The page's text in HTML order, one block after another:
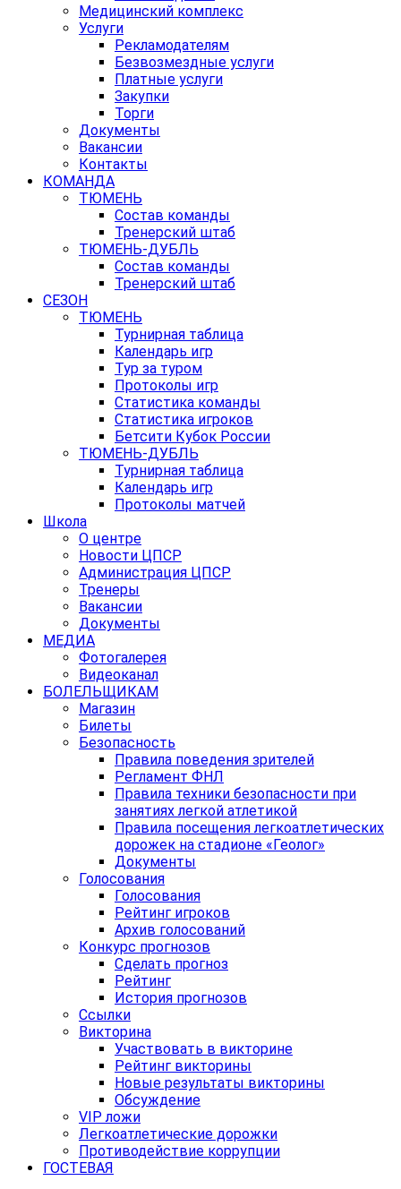
Медицинский комплекс
Услуги
Рекламодателям
Безвозмездные услуги
Платные услуги
Закупки
Торги
Документы
Вакансии
Контакты
КОМАНДА
ТЮМЕНЬ
Состав команды
Тренерский штаб
ТЮМЕНЬ-ДУБЛЬ
Состав команды
Тренерский штаб
СЕЗОН
ТЮМЕНЬ
Турнирная таблица
Календарь игр
Тур за туром
Протоколы игр
Статистика команды
Статистика игроков
Бетсити Кубок России
ТЮМЕНЬ-ДУБЛЬ
Турнирная таблица
Календарь игр
Протоколы матчей
Школа
О центре
Новости ЦПСР
Администрация ЦПСР
Тренеры
Вакансии
Документы
МЕДИА
Фотогалерея
Видеоканал
БОЛЕЛЬЩИКАМ
Магазин
Билеты
Безопасность
Правила поведения зрителей
Регламент ФНЛ
Правила техники безопасности при
занятиях легкой атлетикой
Правила посещения легкоатлетических
дорожек на стадионе «Геолог»
Документы
Голосования
Голосования
Рейтинг игроков
Архив голосований
Конкурс прогнозов
Сделать прогноз
Рейтинг
История прогнозов
Ссылки
Викторина
Участвовать в викторине
Рейтинг викторины
Новые результаты викторины
Обсуждение
VIP ложи
Легкоатлетические дорожки
Противодействие коррупции
ГОСТЕВАЯ